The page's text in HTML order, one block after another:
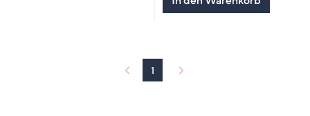
1